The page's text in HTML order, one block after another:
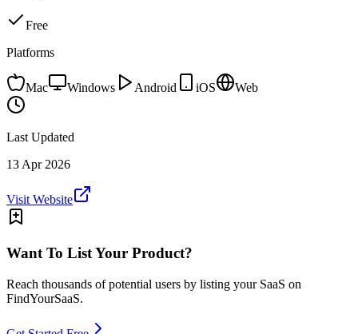
Free
Platforms
Mac Windows Android iOS Web
Last Updated
13 Apr 2026
Visit Website
Want To List Your Product?
Reach thousands of potential users by listing your SaaS on
FindYourSaaS.